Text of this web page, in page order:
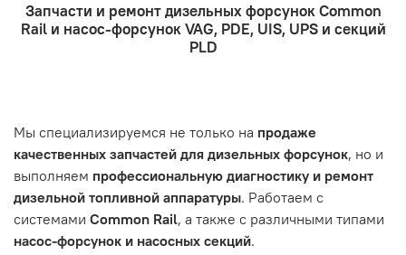
- Оформление заказа
Проверьте правильность ввода информации: позиции
курьерская служба.
- Отправка по России и СНГ транспортной компанией,
ремонтом, подразумевается, что ваш автомобиль
находится в хорошем состоянии и что вы, как клиент,
знакомы с основными правилами обслуживания и
неисправности, вызванные нарушением правил
обслуживания или эксплуатации автомобиля. Если у вас
возникнут проблемы с отремонтированной системой,
мы обязательно разберемся в ситуации и предложим
решение. Однако если проблема вызвана одним из
перечисленных выше факторов, мы не сможем
Запчасти и ремонт дизельных форсунок Common
Rail и насос-форсунок VAG, PDE, UIS, UPS и секций
PLD
Мы специализируемся не только на продаже
качественных запчастей для дизельных форсунок, но и
выполняем профессиональную диагностику и ремонт
дизельной топливной аппаратуры. Работаем с
системами Common Rail, а также с различными типами
насос-форсунок и насосных секций.